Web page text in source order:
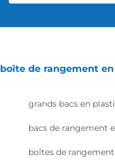
boîte de rangement
grands bacs en
bacs de rangement
boîtes de